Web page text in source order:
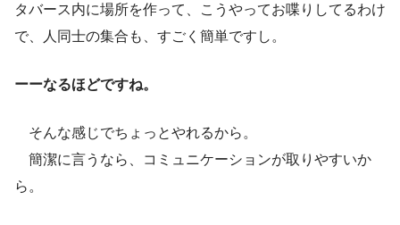
タバース内に場所を作って、こうやってお喋りしてるわけ
で、人同士の集合も、すごく簡単ですし。
ーーなるほどですね。
そんな感じでちょっとやれるから。
簡潔に言うなら、コミュニケーションが取りやすいか
ら。